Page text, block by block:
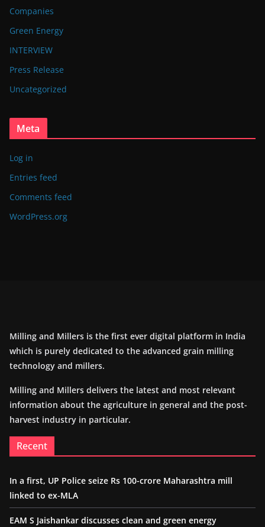
Companies
Green Energy
INTERVIEW
Press Release
Uncategorized
Meta
Log in
Entries feed
Comments feed
WordPress.org
Milling and Millers is the first ever digital platform in India
which is purely dedicated to the advanced grain milling
technology and millers.
Milling and Millers delivers the latest and most relevant
information about the agriculture in general and the post-
harvest industry in particular.
Recent
In a first, UP Police seize Rs 100-crore Maharashtra mill
linked to ex-MLA
EAM S Jaishankar discusses clean and green energy